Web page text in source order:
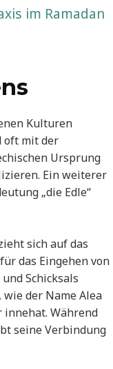
im Ramadan
Kulturen
oft mit der
Ursprung
Ein weiterer
„die Edle“
sich auf das
das Eingehen von
Schicksals
der Name Alea
Während
seine Verbindung